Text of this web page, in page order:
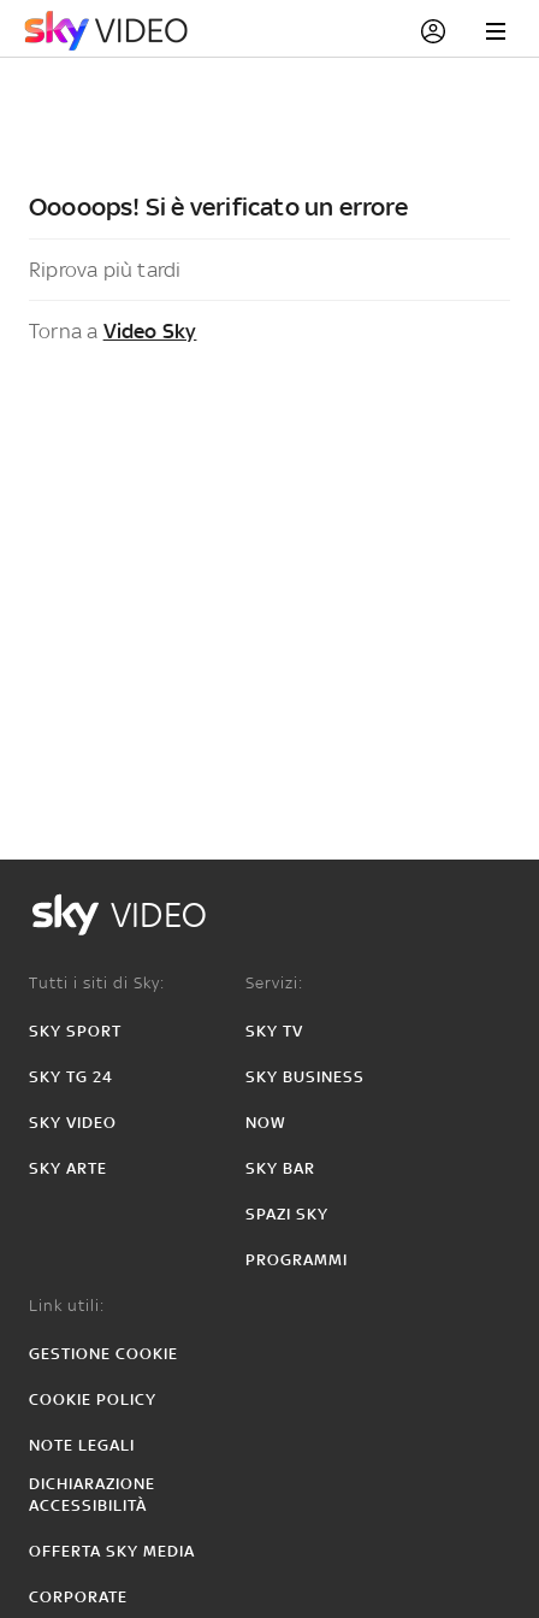
Ooooops! Si è verificato un errore
Riprova più tardi
Torna a Video Sky
VIDEO
Tutti i siti di Sky:
SKY SPORT
SKY TG 24
SKY VIDEO
SKY ARTE
Servizi:
SKY TV
SKY BUSINESS
NOW
SKY BAR
SPAZI SKY
PROGRAMMI
Link utili:
GESTIONE COOKIE
COOKIE POLICY
NOTE LEGALI
DICHIARAZIONE
ACCESSIBILITÀ
OFFERTA SKY MEDIA
CORPORATE